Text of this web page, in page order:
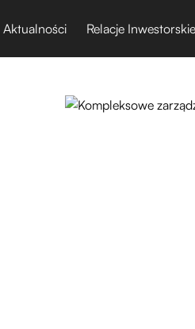
Aktualności Relacje Inwestorskie